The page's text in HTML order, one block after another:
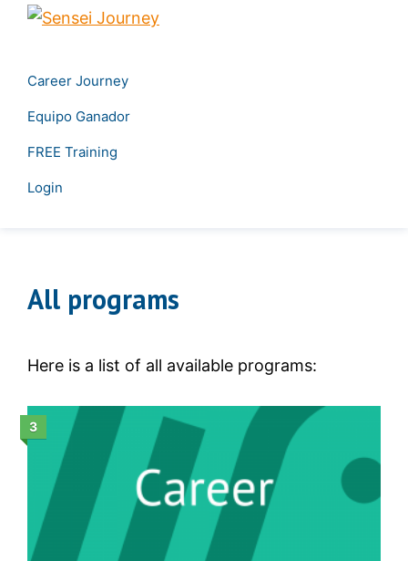
Skip
navigation
Skip
content
career
&
Career Journey
Equipo Ganador
FREE Training
Login
All programs
Here is a list of all available programs:
3